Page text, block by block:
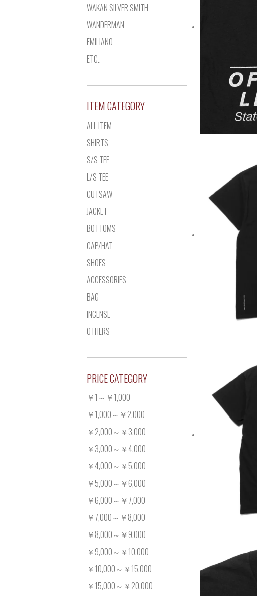
WAKAN SILVER SMITH
WANDERMAN
EMILIANO
ETC..
ITEM CATEGORY
ALL ITEM
SHIRTS
S/S TEE
L/S TEE
CUTSAW
JACKET
BOTTOMS
CAP/HAT
SHOES
ACCESSORIES
BAG
INCENSE
OTHERS
PRICE CATEGORY
￥1～￥1,000
￥1,000～￥2,000
￥2,000～￥3,000
￥3,000～￥4,000
￥4,000～￥5,000
￥5,000～￥6,000
￥6,000～￥7,000
￥7,000～￥8,000
￥8,000～￥9,000
￥9,000～￥10,000
￥10,000～￥15,000
￥15,000～￥20,000